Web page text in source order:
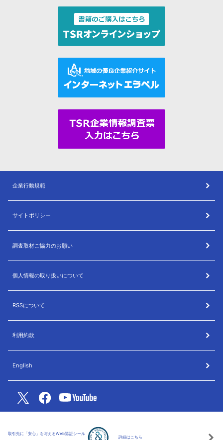
企業行動規範
サイトポリシー
調査取材ご協力のお願い
個人情報の取り扱いについて
RSSについて
利用約款
English
取引先に「安心」を与えるWeb認証シール
詳細はこちら